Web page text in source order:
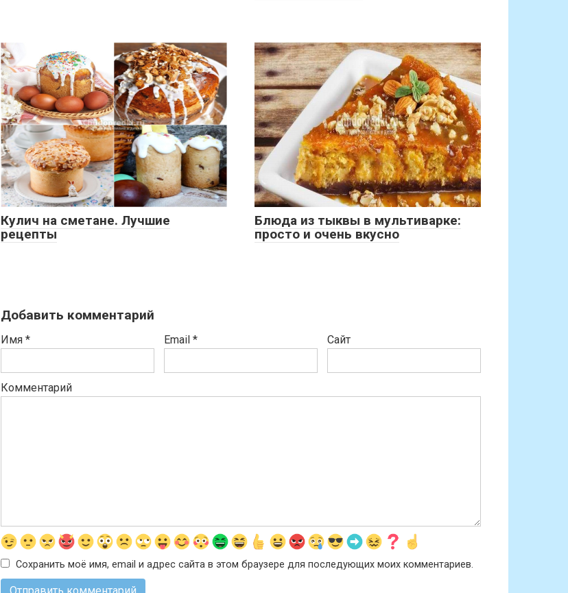
Кулич на сметане. Лучшие
рецепты
Блюда из тыквы в мультиварке:
просто и очень вкусно
Добавить комментарий
Имя * Email * Сайт
Комментарий
Сохранить моё имя, email и адрес сайта в этом браузере для последующих моих комментариев.